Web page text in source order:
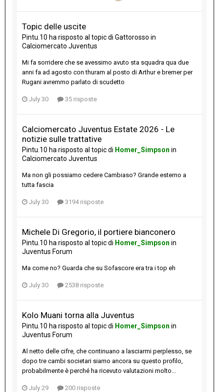
Topic delle uscite
Pintu.10 ha risposto al topic di Gattorosso in
Calciomercato Juventus
Mi fa sorridere che se avessimo avuto sta squadra qua due
anni fa ad agosto con thuram al posto di Arthur e bremer per
Rugani avremmo parlato di scudetto
July 30 35 risposte
Calciomercato Juventus Estate 2026 - Le
notizie sulle trattative
Pintu.10 ha risposto al topic di Homer_Simpson in
Calciomercato Juventus
Ma non gli possiamo cedere Cambiaso? Grande esterno a
tutta fascia
July 30 3194 risposte
Michele Di Gregorio, il portiere bianconero
Pintu.10 ha risposto al topic di Homer_Simpson in
Juventus Forum
Ma come no? Guarda che su Sofascore era tra i top eh
July 30 2538 risposte
Kolo Muani torna alla Juventus
Pintu.10 ha risposto al topic di Homer_Simpson in
Juventus Forum
Al netto delle cifre, che continuano a lasciarmi perplesso, se
dopo tre cambi societari siamo ancora su questo profilo,
probabilmente è perché ha ricevuto valutazioni molto...
July 29 200 risposte